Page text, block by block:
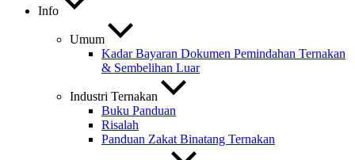
Info
Umum
Kadar Bayaran Dokumen Pemindahan Ternakan
& Sembelihan Luar
Industri Ternakan
Buku Panduan
Risalah
Panduan Zakat Binatang Ternakan